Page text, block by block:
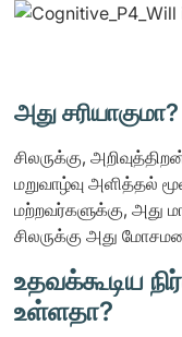
அது சரியாகுமா?
சிலருக்கு,
மறுவாழ்வு அளித்தல்
மற்றவர்களுக்கு, அது
சிலருக்கு அது
உதவக்கூடிய
உள்ளதா?